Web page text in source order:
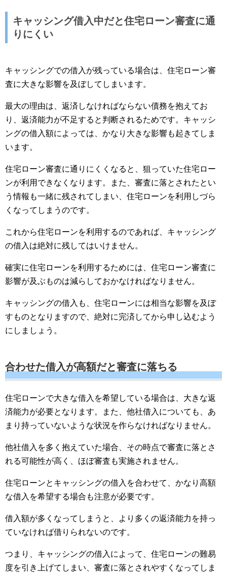
キャッシング借入中だと住宅ローン審査に通
りにくい
キャッシングでの借入が残っている場合は、住宅ローン審
査に大きな影響を及ぼしてしまいます。
最大の理由は、返済しなければならない債務を抱えてお
り、返済能力が不足すると判断されるためです。キャッシ
ングの借入額によっては、かなり大きな影響も起きてしま
います。
住宅ローン審査に通りにくくなると、狙っていた住宅ロー
ンが利用できなくなります。また、審査に落とされたとい
う情報も一緒に残されてしまい、住宅ローンを利用しづら
くなってしまうのです。
これから住宅ローンを利用するのであれば、キャッシング
の借入は絶対に残してはいけません。
確実に住宅ローンを利用するためには、住宅ローン審査に
影響が及ぶものは減らしておかなければなりません。
キャッシングの借入も、住宅ローンには相当な影響を及ぼ
すものとなりますので、絶対に完済してから申し込むよう
にしましょう。
合わせた借入が高額だと審査に落ちる
住宅ローンで大きな借入を希望している場合は、大きな返
済能力が必要となります。また、他社借入についても、あ
まり持っていないような状況を作らなければなりません。
他社借入を多く抱えていた場合、その時点で審査に落とさ
れる可能性が高く、ほぼ審査も実施されません。
住宅ローンとキャッシングの借入を合わせて、かなり高額
な借入を希望する場合も注意が必要です。
借入額が多くなってしまうと、より多くの返済能力を持っ
ていなければ借りられないのです。
つまり、キャッシングの借入によって、住宅ローンの難易
度を引き上げてしまい、審査に落とされやすくなってしま